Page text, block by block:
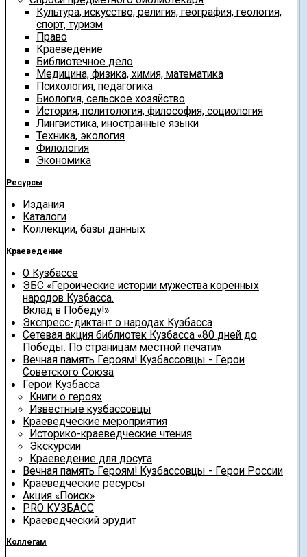
Культура, искусство, религия, география, геология,
спорт, туризм
Право
Краеведение
Библиотечное дело
Медицина, физика, химия, математика
Психология, педагогика
Биология, сельское хозяйство
История, политология, философия, социология
Лингвистика, иностранные языки
Техника, экология
Филология
Экономика
Ресурсы
Издания
Каталоги
Коллекции, базы данных
Краеведение
О Кузбассе
ЭБС «Героические истории мужества коренных
народов Кузбасса.
Вклад в Победу!»
Экспресс-диктант о народах Кузбасса
Сетевая акция библиотек Кузбасса «80 дней до
Победы. По страницам местной печати»
Вечная память Героям! Кузбассовцы - Герои
Советского Союза
Герои Кузбасса
Книги о героях
Известные кузбассовцы
Краеведческие мероприятия
Историко-краеведческие чтения
Экскурсии
Краеведение для досуга
Вечная память Героям! Кузбассовцы - Герои России
Краеведческие ресурсы
Акция «Поиск»
PRO КУЗБАСС
Краеведческий эрудит
Коллегам